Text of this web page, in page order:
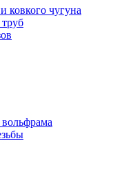
ковкого чугуна